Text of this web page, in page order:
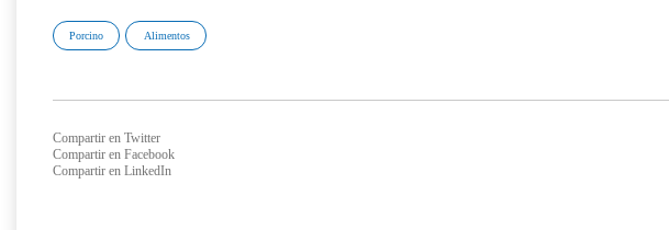
Porcino Alimentos
Compartir en Twitter
Compartir en Facebook
Compartir en LinkedIn